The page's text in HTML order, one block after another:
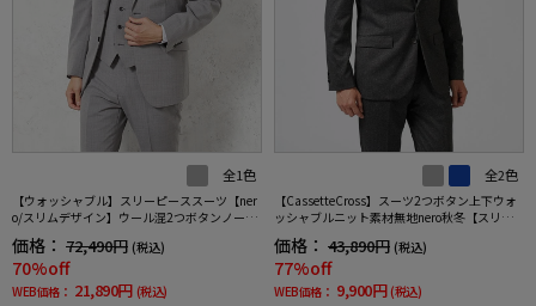
全1色
【ウォッシャブル】スリーピーススーツ【ner
o/スリムデザイン】ウール混2つボタンノータ
ックストライプ
価格： 72,490円 (税込)
70%off
WEB価格： 21,890円 (税込)
全2色
【CassetteCross】スーツ2つボタン上下ウォ
ッシャブルニット素材無地nero秋冬【スリム
デザイン】
価格： 43,890円 (税込)
77%off
WEB価格： 9,900円 (税込)